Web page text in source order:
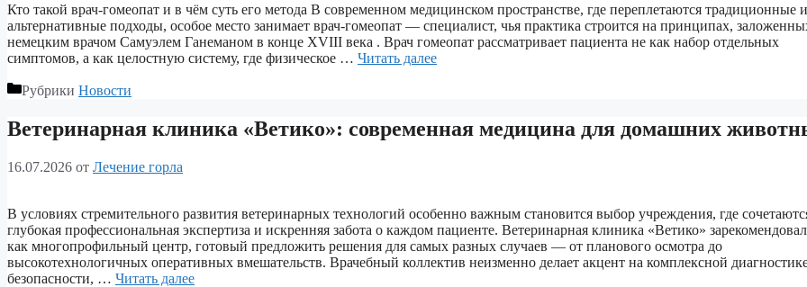
Кто такой врач-гомеопат и в чём суть его метода В современном медицинском пространстве, где переплетаются традиционные и
альтернативные подходы, особое место занимает врач-гомеопат — специалист, чья практика строится на принципах,
немецким врачом Самуэлем Ганеманом в конце XVIII века . Врач гомеопат рассматривает пациента не как набор отдельных
симптомов, а как целостную систему, где физическое … Читать далее
Рубрики Новости
Ветеринарная клиника «Ветико»: современная медицина для домашних
16.07.2026 от Лечение горла
В условиях стремительного развития ветеринарных технологий особенно важным становится выбор учреждения, где
глубокая профессиональная экспертиза и искренняя забота о каждом пациенте. Ветеринарная клиника «Ветико»
как многопрофильный центр, готовый предложить решения для самых разных случаев — от планового осмотра до
высокотехнологичных оперативных вмешательств. Врачебный коллектив неизменно делает акцент на комплексной
безопасности, … Читать далее